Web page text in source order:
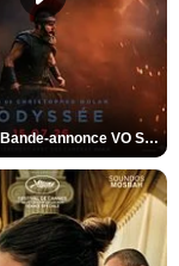
L'Odyssée Bande-annonce VO STFR